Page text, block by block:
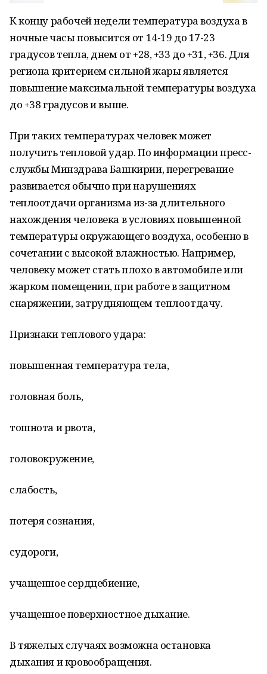
К концу рабочей недели температура воздуха в
ночные часы повысится от 14-19 до 17-23
градусов тепла, днем от +28, +33 до +31, +36. Для
региона критерием сильной жары является
повышение максимальной температуры воздуха
до +38 градусов и выше.
При таких температурах человек может
получить тепловой удар. По информации пресс-
службы Минздрава Башкирии, перегревание
развивается обычно при нарушениях
теплоотдачи организма из-за длительного
нахождения человека в условиях повышенной
температуры окружающего воздуха, особенно в
сочетании с высокой влажностью. Например,
человеку может стать плохо в автомобиле или
жарком помещении, при работе в защитном
снаряжении, затрудняющем теплоотдачу.
Признаки теплового удара:
повышенная температура тела,
головная боль,
тошнота и рвота,
головокружение,
слабость,
потеря сознания,
судороги,
учащенное сердцебиение,
учащенное поверхностное дыхание.
В тяжелых случаях возможна остановка
дыхания и кровообращения.